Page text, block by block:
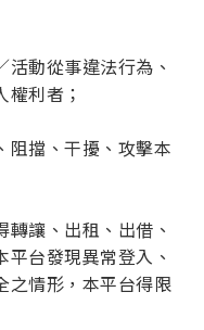
動從事違法行為、
利者；
阻擋、干擾、攻擊本
讓、出租、出借、
台發現異常登入、
之情形，本平台得限